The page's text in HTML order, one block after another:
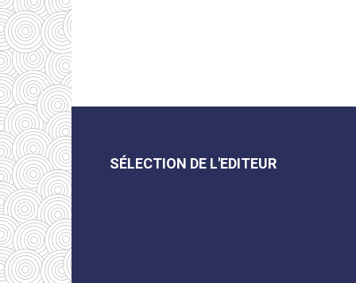
SÉLECTION DE L'EDITEUR